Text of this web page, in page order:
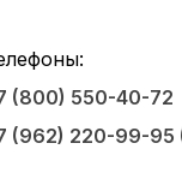
(800) 550-40-72
(962) 220-99-95